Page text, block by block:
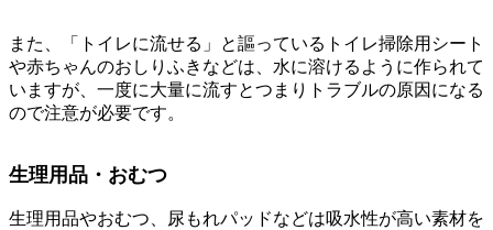
また、「トイレに流せる」と謳っているトイレ掃除用シート
や赤ちゃんのおしりふきなどは、水に溶けるように作られて
いますが、一度に大量に流すとつまりトラブルの原因になる
ので注意が必要です。
生理用品・おむつ
生理用品やおむつ、尿もれパッドなどは吸水性が高い素材を